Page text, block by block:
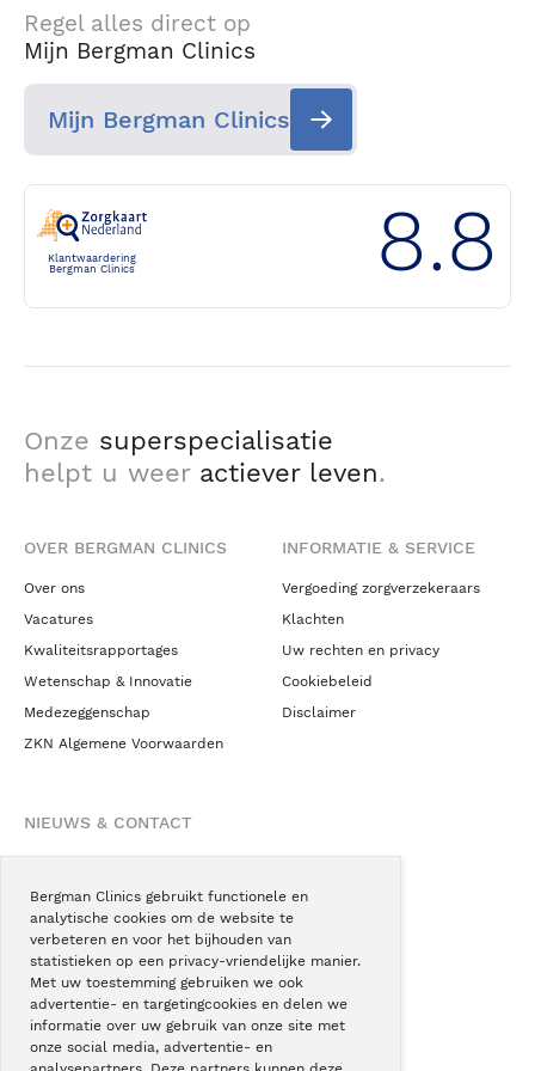
Bergman Clinics gebruikt functionele en
analytische cookies om de website te
verbeteren en voor het bijhouden van
statistieken op een privacy-vriendelijke manier.
Met uw toestemming gebruiken we ook
advertentie- en targetingcookies en delen we
informatie over uw gebruik van onze site met
onze social media, advertentie- en
Regel alles direct op
Mijn Bergman Clinics
Mijn Bergman Clinics
Klantwaardering
Bergman Clinics
8.8
Onze superspecialisatie
helpt u weer actiever leven.
OVER BERGMAN CLINICS
Over ons
Vacatures
Kwaliteitsrapportages
Wetenschap & Innovatie
Medezeggenschap
ZKN Algemene Voorwaarden
INFORMATIE & SERVICE
Vergoeding zorgverzekeraars
Klachten
Uw rechten en privacy
Cookiebeleid
Disclaimer
NIEUWS & CONTACT
Blogs
Podcast
Pressroom
Instagram
Facebook
LinkedIn